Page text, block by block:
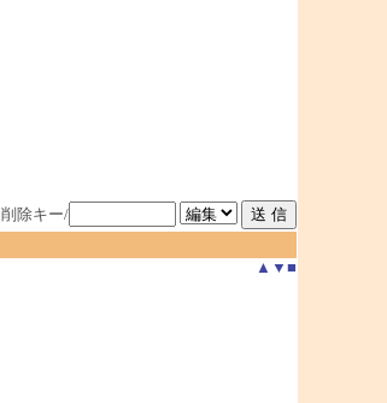
削除キー/
▲ ▼ ■